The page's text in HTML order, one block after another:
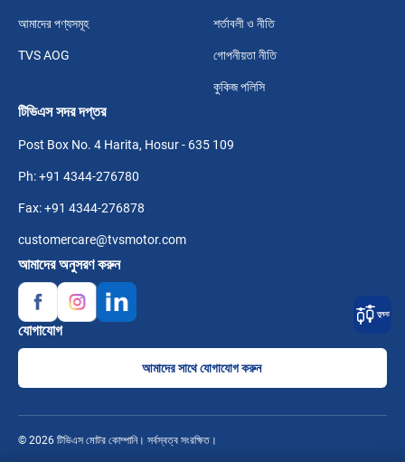
আমাদের পণ্যসমূহ
TVS AOG
শর্তাবলী ও নীতি
গোপনীয়তা নীতি
কুকিজ পলিসি
টিভিএস সদর দপ্তর
Post Box No. 4 Harita, Hosur - 635 109
Ph: +91 4344-276780
Fax: +91 4344-276878
customercare@tvsmotor.com
আমাদের অনুসরণ করুন
যোগাযোগ
আমাদের সাথে যোগাযোগ করুন
© 2026 টিভিএস মোটর কোম্পানি। সর্বস্বত্ব সংরক্ষিত।
তুলনা